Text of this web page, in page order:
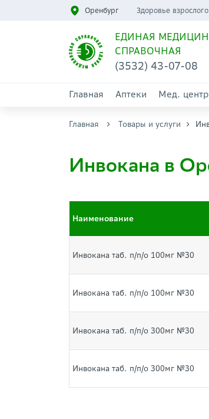
Оренбург Здоровье взрослого
ЕДИНАЯ
СПРАВОЧНАЯ
(3532) 43-07-08
Главная Аптеки Мед.
Главная Товары и услуги
Инвокана в
Наименование
Инвокана таб. п/п/о 100мг №30
Инвокана таб. п/п/о 100мг №30
Инвокана таб. п/п/о 300мг №30
Инвокана таб. п/п/о 300мг №30